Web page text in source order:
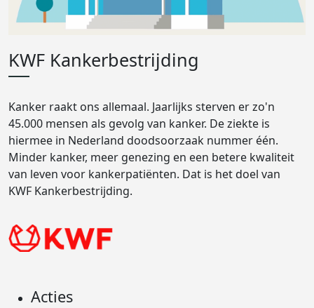
KWF Kankerbestrijding
Kanker raakt ons allemaal. Jaarlijks sterven er zo'n
45.000 mensen als gevolg van kanker. De ziekte is
hiermee in Nederland doodsoorzaak nummer één.
Minder kanker, meer genezing en een betere kwaliteit
van leven voor kankerpatiënten. Dat is het doel van
KWF Kankerbestrijding.
Acties